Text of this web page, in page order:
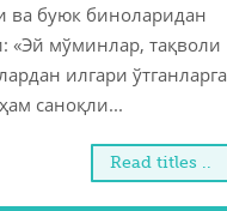
ва буюк биноларидан
«Эй мўминлар, тақволи
илгари ўтганларга
саноқли...
Read titles ..